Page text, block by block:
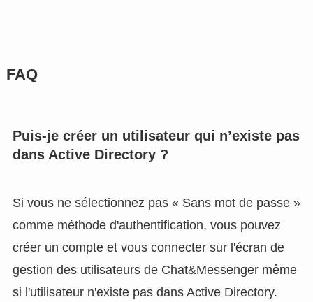
FAQ
Puis-je créer un utilisateur qui n’existe pas
dans Active Directory ?
Si vous ne sélectionnez pas « Sans mot de passe »
comme méthode d'authentification, vous pouvez
créer un compte et vous connecter sur l'écran de
gestion des utilisateurs de Chat&Messenger même
si l'utilisateur n'existe pas dans Active Directory.